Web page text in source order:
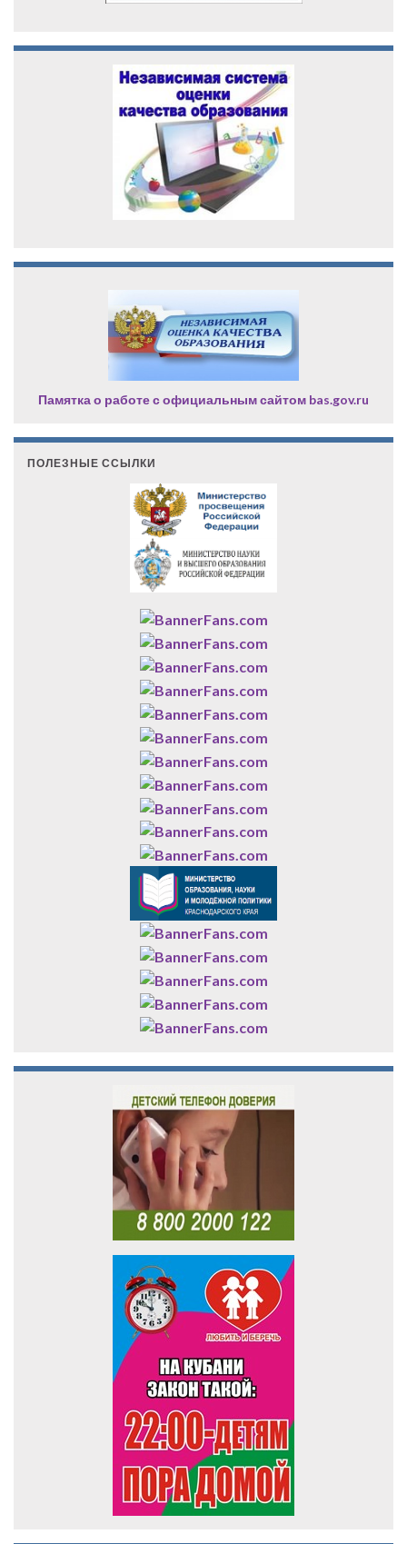
Памятка о работе с официальным сайтом bas.gov.ru
ПОЛЕЗНЫЕ ССЫЛКИ